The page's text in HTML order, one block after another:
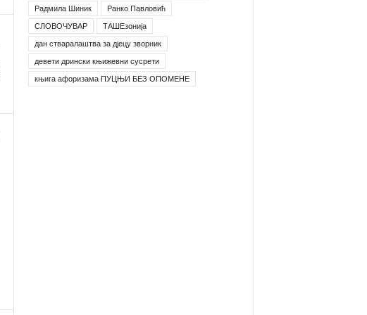
Радмила Шиник Ранко Павловић
СЛОВОЧУВАР ТАШЕзонија
дан стваралаштва за дјецу зворник
девети дрински књижевни сусрети
књига афоризама ПУЦЊИ БЕЗ ОПОМЕНЕ